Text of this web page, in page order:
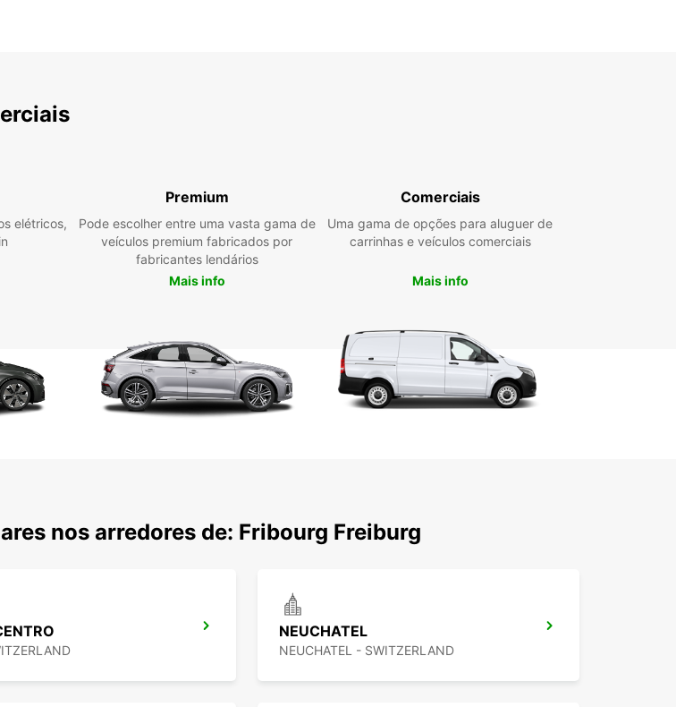
Oferta dedicada para empresas através do Europcar
Business Solutions (EBSS), com condições especiais
e gestão personalizada.
Locais de levantamento convenientes no centro da
cidade, aeroporto e estação de comboios, facilitando
equipa de atendimento ao cliente pronta para ajudar.
Veículos modernos e bem mantidos, garantindo
segurança e conforto em todas as deslocações.
Seja para uma mudança, entrega comercial ou
elétricos,
Premium
Pode escolher entre uma vasta gama de
veículos premium fabricados por
fabricantes lendários
Mais info
Comerciais
Uma gama de opções para aluguer de
carrinhas e veículos comerciais
Mais info
nos arredores de: Fribourg Freiburg
NEUCHATEL
NEUCHATEL - SWITZERLAND